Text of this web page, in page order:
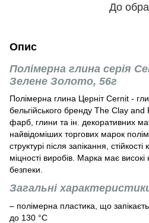
До
Опис
Полімерна глина серія
Зелене Золото, 56г
Полімерна глина Церніт Cernit -
бельгійського бренду The Clay
фарб, глини та ін. декоративних
найвідоміших торгових марок
структурі після запікання,
міцності виробів. Марка має
безпеки.
Загальні
– полімерна пластика, що
до 130 °С